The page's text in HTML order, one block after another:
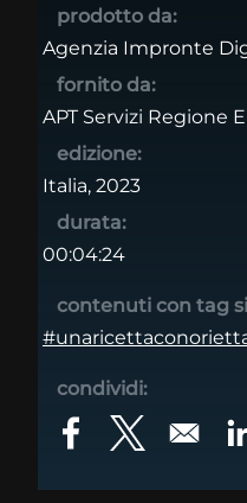
prodotto da:
Agenzia Impronte
fornito da:
APT Servizi Regione
edizione:
Italia, 2023
durata:
00:04:24
contenuti con tag
condividi:
Opens in a new
Opens in a